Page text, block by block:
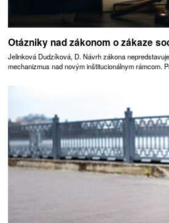
Otázniky nad zákonom o zákaze
Jelinková Dudzíková, D. Návrh zákona
mechanizmus nad novým inštitucionálnym rámcom.